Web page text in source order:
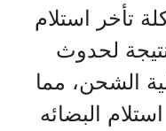
تأخر استلام
لحدوث
الشحن، مما
البضائه